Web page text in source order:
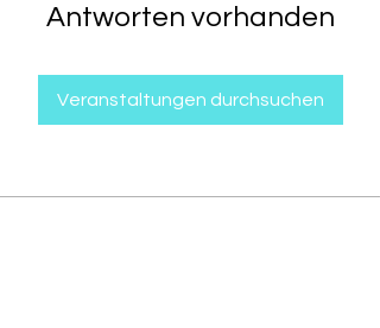
Antworten vorhanden
Veranstaltungen durchsuchen